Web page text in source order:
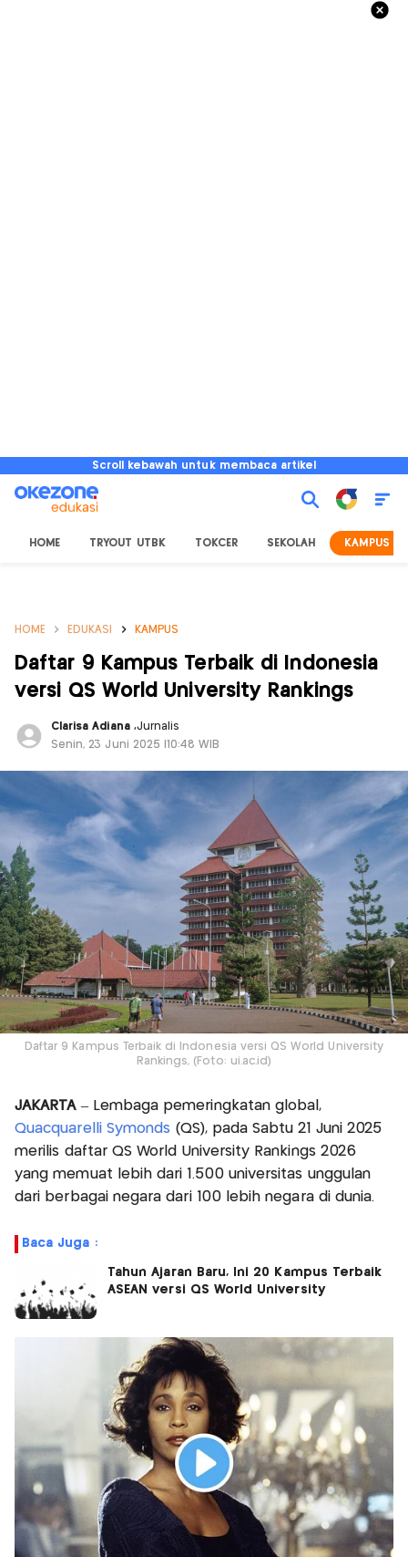
Scroll kebawah untuk membaca artikel
HOME TRYOUT UTBK TOKCER SEKOLAH KAMPUS
HOME EDUKASI KAMPUS
Daftar 9 Kampus Terbaik di Indonesia
versi QS World University Rankings
Clarisa Adiana ,Jurnalis
Senin, 23 Juni 2025 |10:48 WIB
Daftar 9 Kampus Terbaik di Indonesia versi QS World University
Rankings, (Foto: ui.ac.id)
JAKARTA– Lembaga pemeringkatan global,
Quacquarelli Symonds (QS), pada Sabtu 21 Juni 2025
merilis daftar QS World University Rankings 2026
yang memuat lebih dari 1.500 universitas unggulan
dari berbagai negara dari 100 lebih negara di dunia.
Baca Juga :
Tahun Ajaran Baru, Ini 20 Kampus Terbaik
ASEAN versi QS World University